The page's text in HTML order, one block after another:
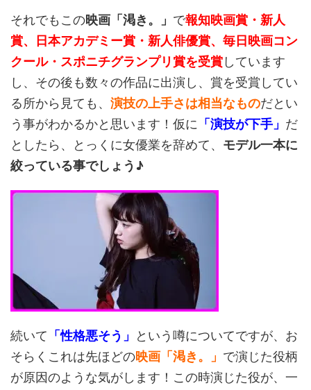
それでもこの映画「渇き。」 で報知映画賞・新人
賞、日本アカデミー賞・新人俳優賞、毎日映画コン
クール・スポニチグランプリ賞を受賞しています
し、その後も数々の作品に出演し、賞を受賞してい
る所から見ても、 演技の上手さは相当なものだとい
う事がわかるかと思います！仮に 「演技が下手」 だ
としたら、とっくに女優業を辞めて、 モデル一本に
絞っている事でしょう♪
続いて 「性格悪そう」
という噂についてですが、お
そらくこれは先ほどの映画「渇き。」 で演じた役柄
が原因のような気がします！この時演じた役が、一